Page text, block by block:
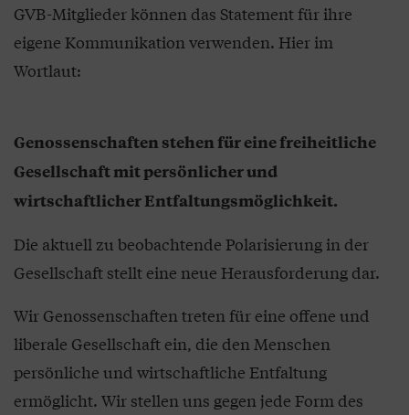
GVB-Mitglieder können das Statement für ihre
eigene Kommunikation verwenden. Hier im
Wortlaut:
Genossenschaften stehen für eine freiheitliche
Gesellschaft mit persönlicher und
wirtschaftlicher Entfaltungsmöglichkeit.
Die aktuell zu beobachtende Polarisierung in der
Gesellschaft stellt eine neue Herausforderung dar.
Wir Genossenschaften treten für eine offene und
liberale Gesellschaft ein, die den Menschen
persönliche und wirtschaftliche Entfaltung
ermöglicht. Wir stellen uns gegen jede Form des